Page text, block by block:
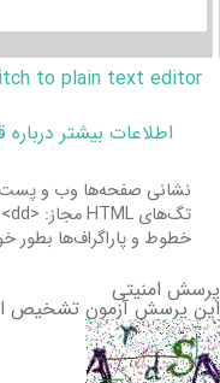
to plain text editor
اطلاعات بیشتر
نشانی صفحه‌ها وب و پست
تگ‌های HTML مجاز: <a> <em> <strong> <cite> <blockquote> <code> <ul> <ol> <li> <dl> <dt> <dd>
خطوط و پاراگراف‌ها بطور
پرسش امنیتی
این پرسش آزمون تشخیص